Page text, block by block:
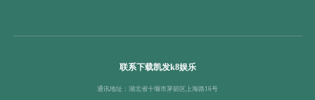
联系下载凯发k8娱乐
通讯地址：湖北省十堰市茅箭区上海路16号